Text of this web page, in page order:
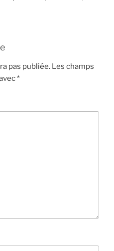
pas publiée. Les champs
*